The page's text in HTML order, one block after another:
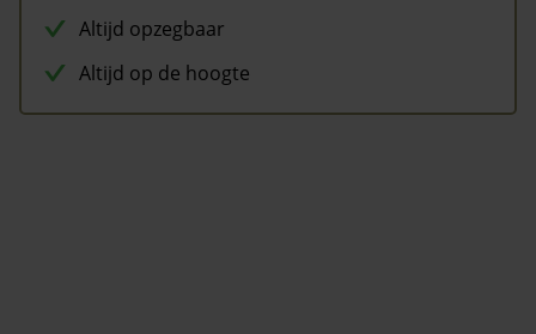
Altijd opzegbaar
Altijd op de hoogte